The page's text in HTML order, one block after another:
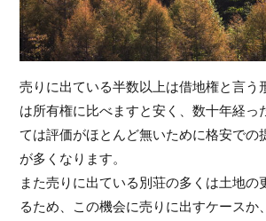
売りに出ている半数以上は借地権と言う
は所有権に比べますと安く、数十年経っ
ては評価がほとんど無いために格安での
が多くなります。
また売りに出ている別荘の多くは土地の
るため、この機会に売りに出すケースか